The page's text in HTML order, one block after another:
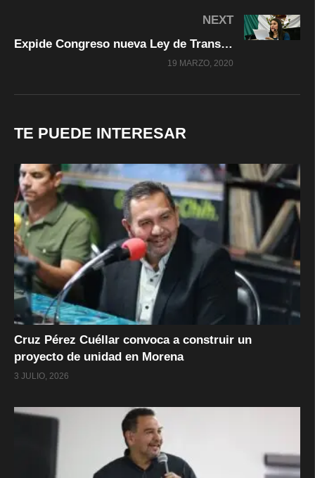
NEXT
Expide Congreso nueva Ley de Transporte para el Estado
19 MARZO, 2020
TE PUEDE INTERESAR
Cruz Pérez Cuéllar convoca a construir un
proyecto de unidad en Morena
3 JULIO, 2026